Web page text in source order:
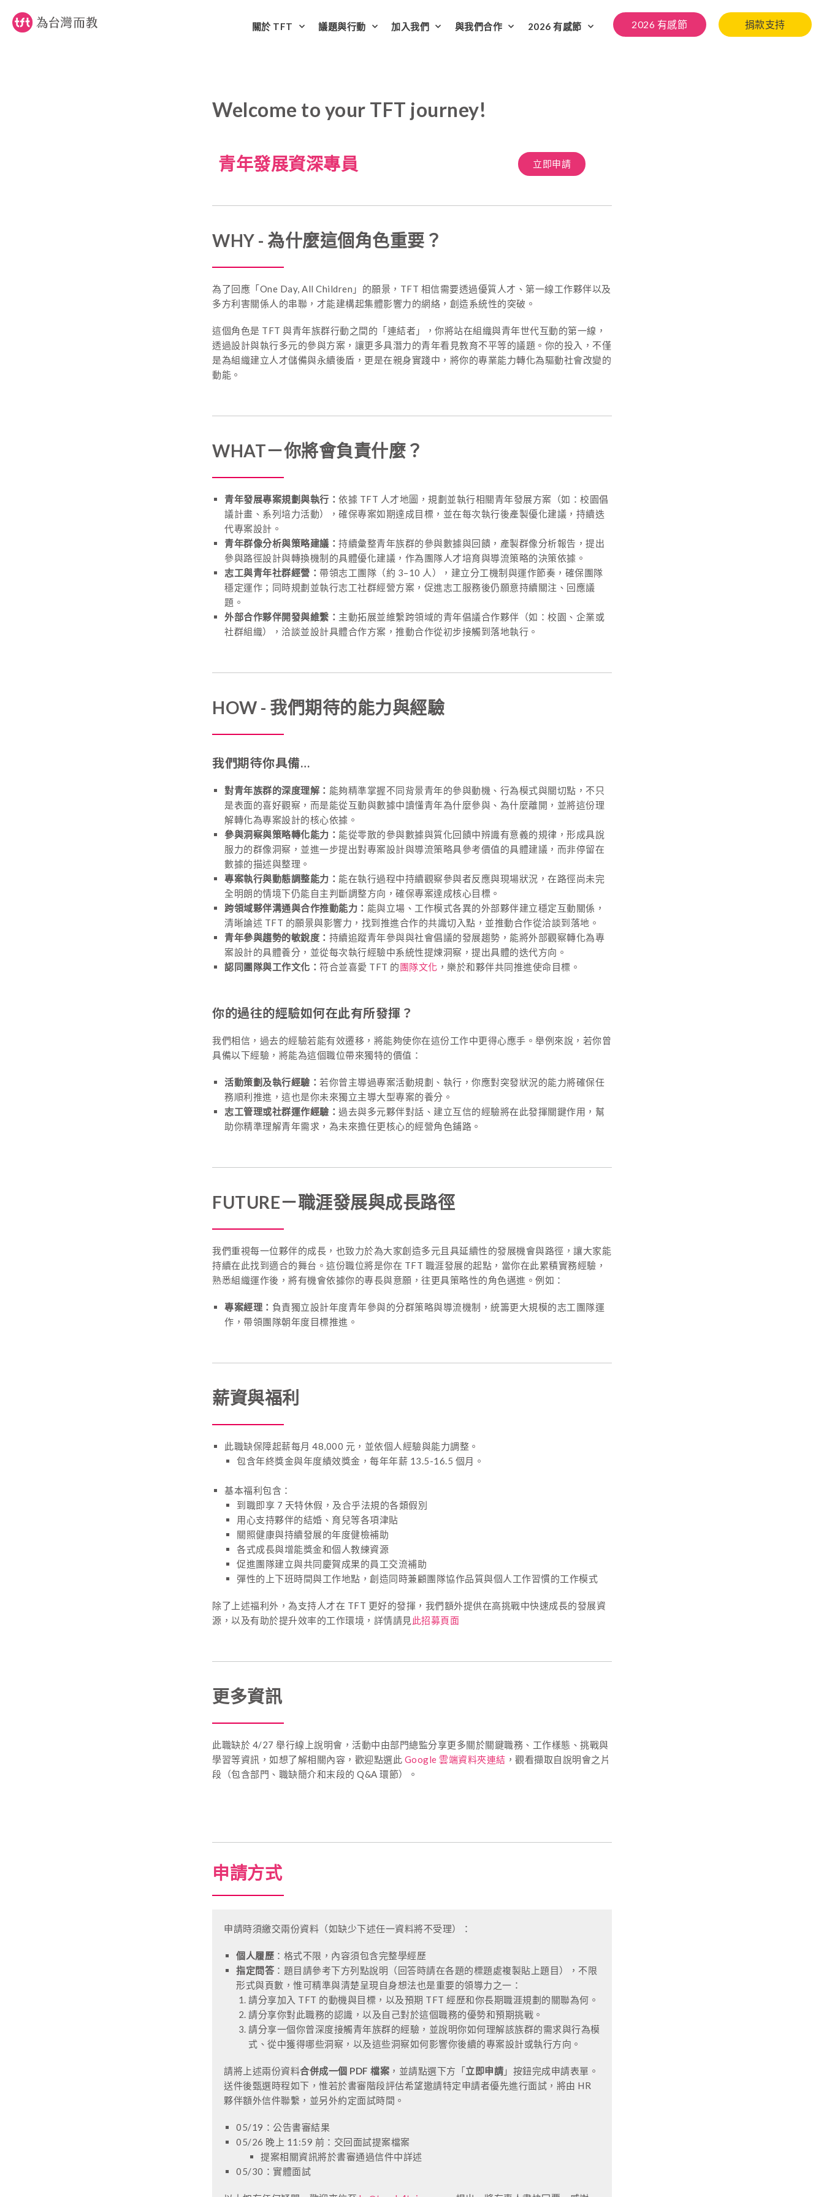
關於 TFT 議題與行動 加入我們 與我們合作 2026 有感節 2026 有感節 捐款支持
Welcome to your TFT journey!
青年發展資深專員 立即申請
WHY - 為什麼這個角色重要？
為了回應「One Day, All Children」的願景，TFT 相信需要透過優質人才、第一線工作夥伴以及
多方利害關係人的串聯，才能建構起集體影響力的網絡，創造系統性的突破。
這個角色是 TFT 與青年族群行動之間的「連結者」
，你將站在組織與青年世代互動的第一線，
透過設計與執行多元的參與方案，讓更多具潛力的青年看見教育不平等的議題。你的投入，不僅
是為組織建立人才儲備與永續後盾，更是在親身實踐中，將你的專業能力轉化為驅動社會改變的
動能。
WHAT－你將會負責什麼？
青年發展專案規劃與執行： 依據 TFT 人才地圖，規劃並執行相關青年發展方案（如：校園倡
議計畫、系列培力活動），確保專案如期達成目標，並在每次執行後產製優化建議，持續迭
代專案設計。
青年群像分析與策略建議： 持續彙整青年族群的參與數據與回饋，產製群像分析報告，提出
參與路徑設計與轉換機制的具體優化建議，作為團隊人才培育與導流策略的決策依據。
志工與青年社群經營： 帶領志工團隊（約 3–10 人），建立分工機制與運作節奏，確保團隊
穩定運作；同時規劃並執行志工社群經營方案，促進志工服務後仍願意持續關注、回應議
題。
外部合作夥伴開發與維繫： 主動拓展並維繫跨領域的青年倡議合作夥伴（如：校園、企業或
社群組織），洽談並設計具體合作方案，推動合作從初步接觸到落地執行。
HOW - 我們期待的能力與經驗
我們期待你具備…
對青年族群的深度理解： 能夠精準掌握不同背景青年的參與動機、行為模式與關切點，不只
是表面的喜好觀察，而是能從互動與數據中讀懂青年為什麼參與、為什麼離開，並將這份理
解轉化為專案設計的核心依據。
參與洞察與策略轉化能力： 能從零散的參與數據與質化回饋中辨識有意義的規律，形成具說
服力的群像洞察，並進一步提出對專案設計與導流策略具參考價值的具體建議，而非停留在
數據的描述與整理。
專案執行與動態調整能力： 能在執行過程中持續觀察參與者反應與現場狀況，在路徑尚未完
全明朗的情境下仍能自主判斷調整方向，確保專案達成核心目標。
跨領域夥伴溝通與合作推動能力： 能與立場、工作模式各異的外部夥伴建立穩定互動關係，
清晰論述 TFT 的願景與影響力，找到推進合作的共識切入點，並推動合作從洽談到落地。
青年參與趨勢的敏銳度： 持續追蹤青年參與與社會倡議的發展趨勢，能將外部觀察轉化為專
案設計的具體養分，並從每次執行經驗中系統性提煉洞察，提出具體的迭代方向。
認同團隊與工作文化： 符合並喜愛 TFT 的團隊文化 ，樂於和夥伴共同推進使命目標。
你的過往的經驗如何在此有所發揮？
我們相信，過去的經驗若能有效遷移，將能夠使你在這份工作中更得心應手。舉例來說，若你曾
具備以下經驗，將能為這個職位帶來獨特的價值：
活動策劃及執行經驗： 若你曾主導過專案活動規劃、執行，你應對突發狀況的能力將確保任
務順利推進，這也是你未來獨立主導大型專案的養分。
志工管理或社群運作經驗： 過去與多元夥伴對話、建立互信的經驗將在此發揮關鍵作用，幫
助你精準理解青年需求，為未來擔任更核心的經營角色鋪路。
FUTURE－職涯發展與成長路徑
我們重視每一位夥伴的成長，也致力於為大家創造多元且具延續性的發展機會與路徑，讓大家能
持續在此找到適合的舞台。這份職位將是你在 TFT 職涯發展的起點，當你在此累積實務經驗，
熟悉組織運作後，將有機會依據你的專長與意願，往更具策略性的角色邁進。例如：
專案經理： 負責獨立設計年度青年參與的分群策略與導流機制，統籌更大規模的志工團隊運
作，帶領團隊朝年度目標推進。
薪資與福利
此職缺保障起薪每月 48,000 元，並依個人經驗與能力調整。
包含年終獎金與年度績效獎金，每年年薪 13.5-16.5 個月。
基本福利包含：
到職即享 7 天特休假，及合乎法規的各類假別
用心支持夥伴的結婚、育兒等各項津貼
關照健康與持續發展的年度健檢補助
各式成長與增能獎金和個人教練資源
促進團隊建立與共同慶賀成果的員工交流補助
彈性的上下班時間與工作地點，創造同時兼顧團隊協作品質與個人工作習慣的工作模式
除了上述福利外，為支持人才在 TFT 更好的發揮，我們額外提供在高挑戰中快速成長的發展資
源，以及有助於提升效率的工作環境，詳情請見此招募頁面
更多資訊
此職缺於 4/27 舉行線上說明會，活動中由部門總監分享更多關於關鍵職務、工作樣態、挑戰與
學習等資訊，如想了解相關內容，歡迎點選此 Google 雲端資料夾連結 ，觀看擷取自說明會之片
段（包含部門、職缺簡介和末段的 Q&A 環節）。
申請方式
申請時須繳交兩份資料（如缺少下述任一資料將不受理）：
個人履歷 ：格式不限，內容須包含完整學經歷
指定問答 ：題目請參考下方列點說明（回答時請在各題的標題處複製貼上題目），不限
形式與頁數，惟可精準與清楚呈現自身想法也是重要的領導力之一：
請分享加入 TFT 的動機與目標，以及預期 TFT 經歷和你長期職涯規劃的關聯為何。
請分享你對此職務的認識，以及自己對於這個職務的優勢和預期挑戰。
請分享一個你曾深度接觸青年族群的經驗，並說明你如何理解該族群的需求與行為模
式、從中獲得哪些洞察，以及這些洞察如何影響你後續的專案設計或執行方向。
請將上述兩份資料合併成一個 PDF 檔案 ，並請點選下方「立即申請 」按鈕完成申請表單。
送件後甄選時程如下，惟若於書審階段評估希望邀請特定申請者優先進行面試，將由 HR
夥伴額外信件聯繫，並另外約定面試時間。
05/19：公告書審結果
05/26 晚上 11:59 前：交回面試提案檔案
提案相關資訊將於書審通過信件中詳述
05/30：實體面試